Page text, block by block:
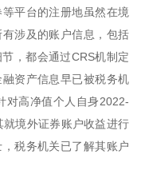
平台的注册地虽然在境
涉及的账户信息，包括
，都会通过CRS机制定
资产信息早已被税务机
对高净值个人自身2022-
境外证券账户收益进行
税务机关已了解其账户